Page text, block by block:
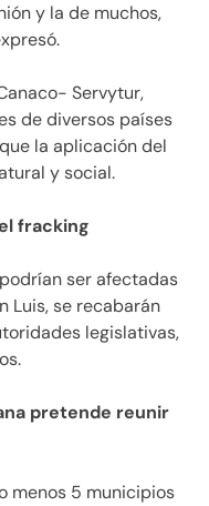
y la de muchos,
Servytur,
de diversos países
la aplicación del
y social.
fracking
ser afectadas
Luis, se recabarán
legislativas,
pretende reunir
menos 5 municipios